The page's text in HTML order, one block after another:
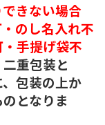
きない場合
のし名入れ不
手提げ袋不
二重包装と
包装の上か
となりま